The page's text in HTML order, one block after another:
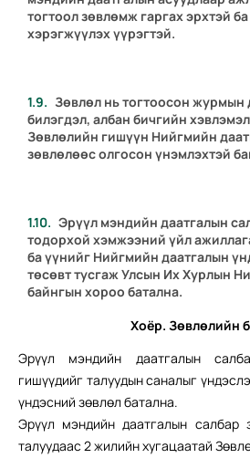
тогтоол зөвлөмж гаргах эрхтэй
хэрэгжүүлэх үүрэгтэй.
Зөвлөл нь тогтоосон журмын
билэгдэл, албан бичгийн
Зөвлөлийн гишүүн Нийгмийн
зөвлөлөөс олгосон үнэмлэхтэй
Эрүүл мэндийн даатгалын
тодорхой хэмжээний үйл
ба үүнийг Нийгмийн даатгалын
төсөвт тусгаж Улсын Их Хурлын
байнгын хороо батална.
Хоёр. Зөвлөлийн
Эрүүл мэндийн даатгалын
гишүүдийг талуудын саналыг
үндэсний зөвлөл батална.
Эрүүл мэндийн даатгалын салбар
талуудаас 2 жилийн хугацаатай